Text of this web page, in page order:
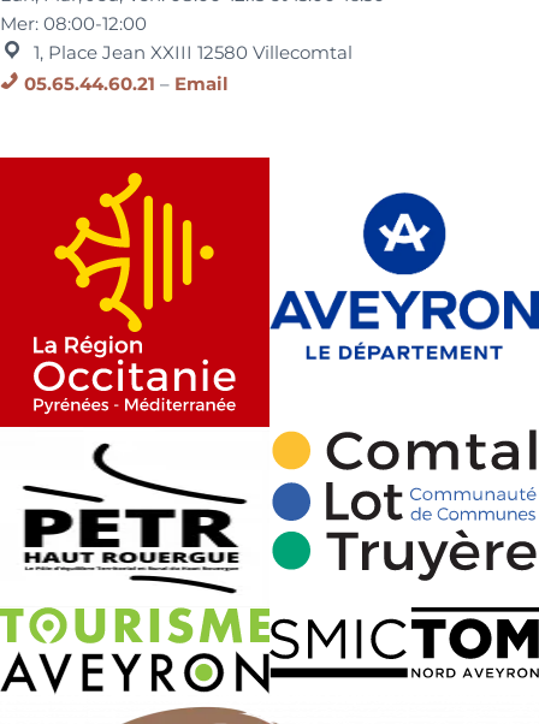
Mer:08:00-12:00
1, Place Jean XXIII 12580 Villecomtal
05.65.44.60.21 – Email